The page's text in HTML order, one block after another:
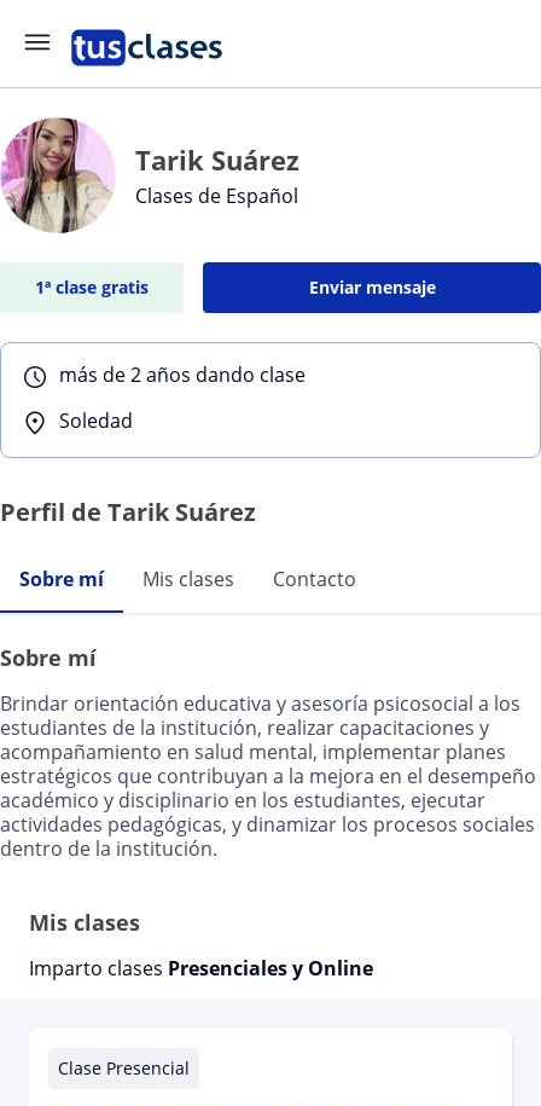
Tarik Suárez
Clases de Español
1ª clase gratis Enviar mensaje
más de 2 años dando clase
Soledad
Perfil de Tarik Suárez
Sobre mí Mis clases Contacto
Sobre mí
Brindar orientación educativa y asesoría psicosocial a los
estudiantes de la institución, realizar capacitaciones y
acompañamiento en salud mental, implementar planes
estratégicos que contribuyan a la mejora en el desempeño
académico y disciplinario en los estudiantes, ejecutar
actividades pedagógicas, y dinamizar los procesos sociales
dentro de la institución.
Mis clases
Imparto clases Presenciales y Online
Clase Presencial